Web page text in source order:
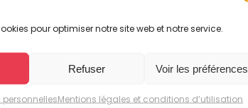
pour optimiser notre site web et notre service.
Refuser Voir les préférences
Mentions légales et conditions d’utilisation